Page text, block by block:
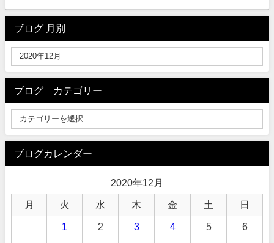
ブログ 月別
ブログ カテゴリー
ブログカレンダー
2020年12月
月 火 水 木 金 土 日
1 2 3 4 5 6